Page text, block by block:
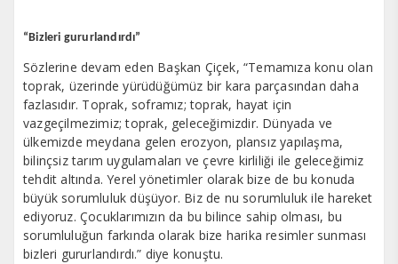
“Bizleri gururlandırdı”
Sözlerine devam eden Başkan Çiçek, “Temamıza konu olan
toprak, üzerinde yürüdüğümüz bir kara parçasından daha
fazlasıdır. Toprak, soframız; toprak, hayat için
vazgeçilmezimiz; toprak, geleceğimizdir. Dünyada ve
ülkemizde meydana gelen erozyon, plansız yapılaşma,
bilinçsiz tarım uygulamaları ve çevre kirliliği ile geleceğimiz
tehdit altında. Yerel yönetimler olarak bize de bu konuda
büyük sorumluluk düşüyor. Biz de nu sorumluluk ile hareket
ediyoruz. Çocuklarımızın da bu bilince sahip olması, bu
sorumluluğun farkında olarak bize harika resimler sunması
bizleri gururlandırdı.” diye konuştu.